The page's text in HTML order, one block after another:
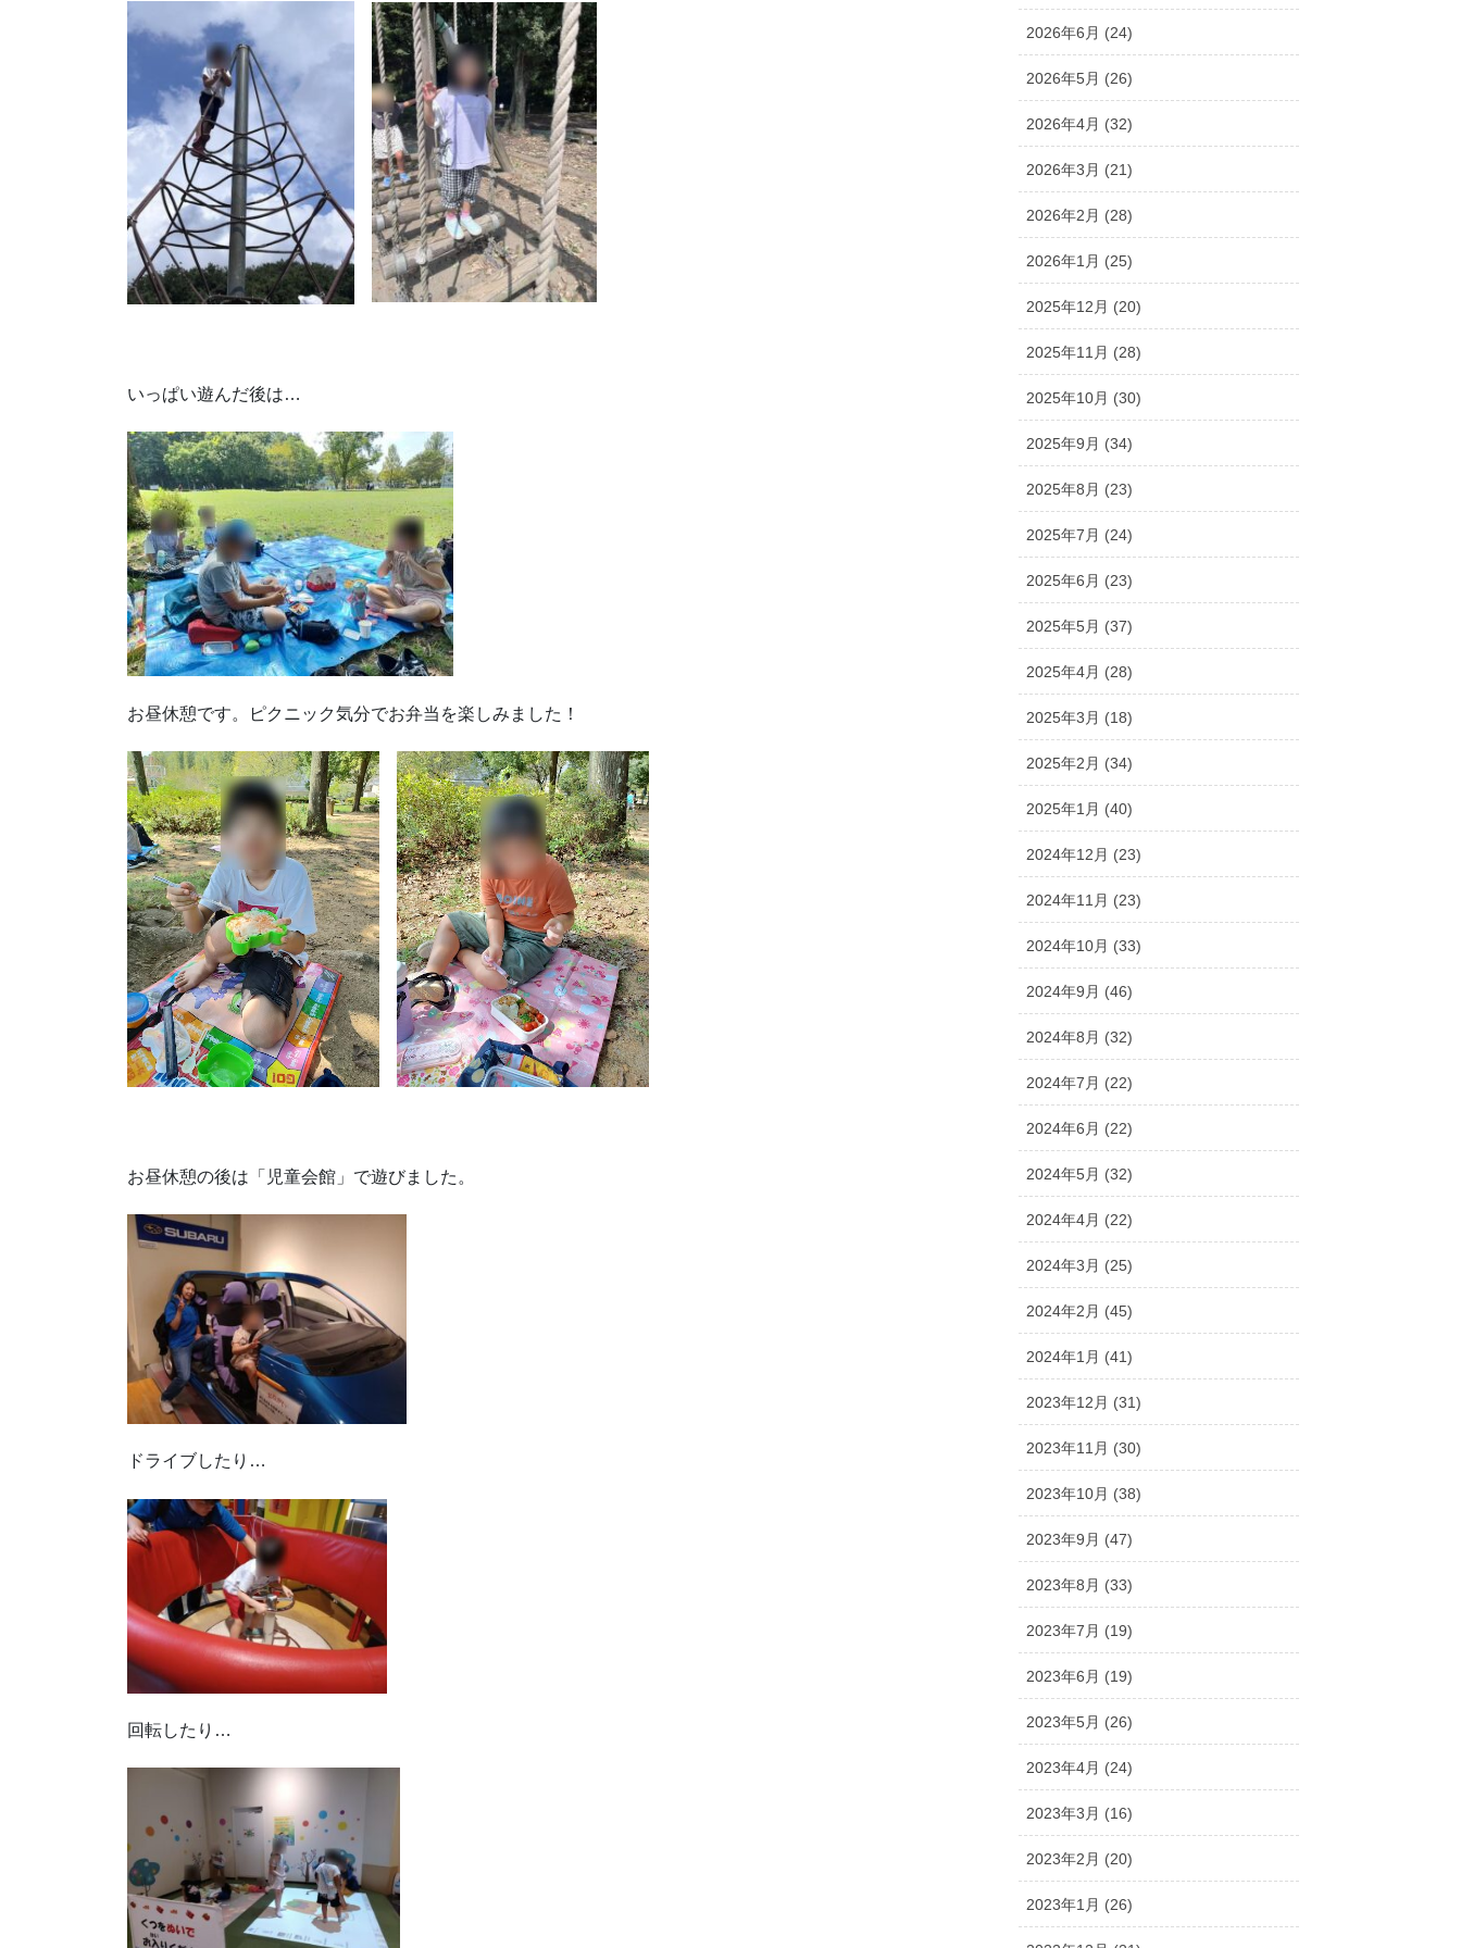
いっぱい遊んだ後は…
お昼休憩です。ピクニック気分でお弁当を楽しみました！
お昼休憩の後は「児童会館」で遊びました。
ドライブしたり…
回転したり…
2026年6月 (24)
2026年5月 (26)
2026年4月 (32)
2026年3月 (21)
2026年2月 (28)
2026年1月 (25)
2025年12月 (20)
2025年11月 (28)
2025年10月 (30)
2025年9月 (34)
2025年8月 (23)
2025年7月 (24)
2025年6月 (23)
2025年5月 (37)
2025年4月 (28)
2025年3月 (18)
2025年2月 (34)
2025年1月 (40)
2024年12月 (23)
2024年11月 (23)
2024年10月 (33)
2024年9月 (46)
2024年8月 (32)
2024年7月 (22)
2024年6月 (22)
2024年5月 (32)
2024年4月 (22)
2024年3月 (25)
2024年2月 (45)
2024年1月 (41)
2023年12月 (31)
2023年11月 (30)
2023年10月 (38)
2023年9月 (47)
2023年8月 (33)
2023年7月 (19)
2023年6月 (19)
2023年5月 (26)
2023年4月 (24)
2023年3月 (16)
2023年2月 (20)
2023年1月 (26)